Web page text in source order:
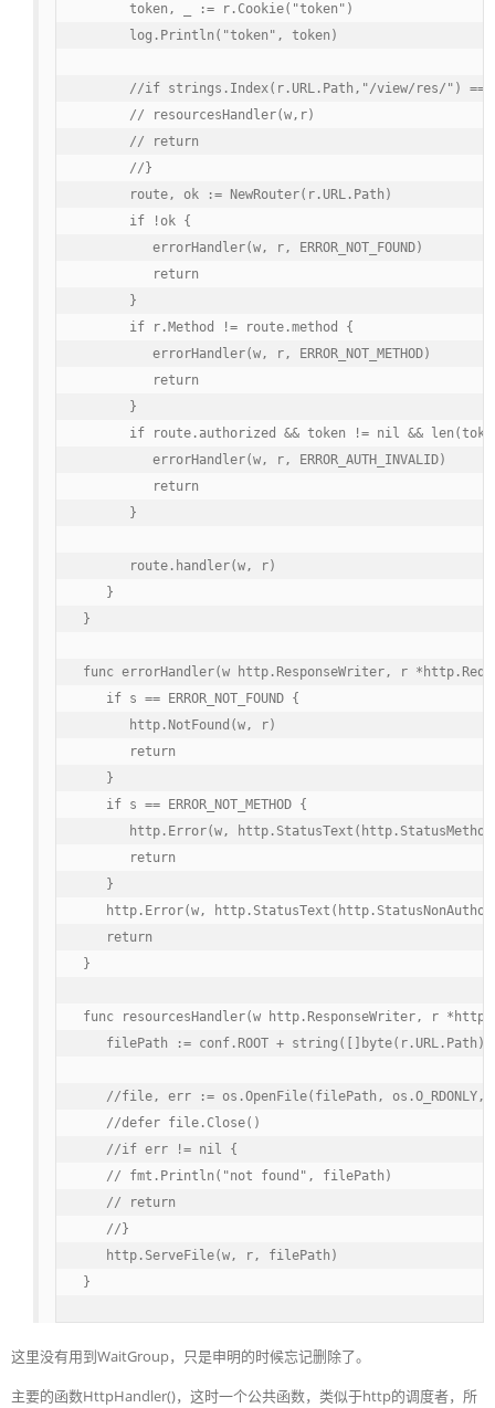
      token, _ := r.Cookie("token")
      log.Println("token", token)
//if strings.Index(r.URL.Path,"/view/res/") ==
      // resourcesHandler(w,r)
      // return
      //}
      route, ok := NewRouter(r.URL.Path)
      if !ok {
         errorHandler(w, r, ERROR_NOT_FOUND)
         return
      }
      if r.Method != route.method {
         errorHandler(w, r, ERROR_NOT_METHOD)
         return
      }
if route.authorized && token != nil &&
         errorHandler(w, r, ERROR_AUTH_INVALID)
         return
      }
      route.handler(w, r)
   }
}
func errorHandler(w http.ResponseWriter, r
   if s == ERROR_NOT_FOUND {
      http.NotFound(w, r)
      return
   }
   if s == ERROR_NOT_METHOD {
http.Error(w,
      return
   }
http.Error(w,
   return
}
func resourcesHandler(w http.ResponseWriter, r
filePath := conf.ROOT +
//file, err := os.OpenFile(filePath, os.O_RDONLY,
   //defer file.Close()
   //if err != nil {
   // fmt.Println("not found", filePath)
   // return
   //}
   http.ServeFile(w, r, filePath)
}
这里没有用到WaitGroup，只是申明的时候忘记删除了。
主要的函数HttpHandler()，这时一个公共函数，类似于http的调度者，所